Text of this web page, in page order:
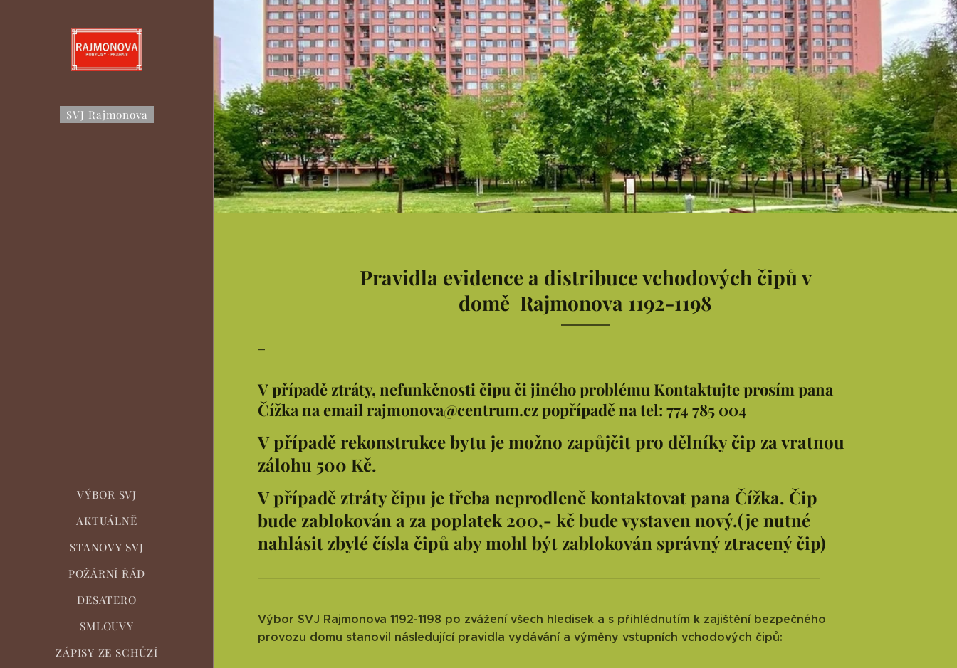
SVJ Rajmonova
VÝBOR SVJ
AKTUÁLNĚ
STANOVY SVJ
POŽÁRNÍ ŘÁD
DESATERO
SMLOUVY
ZÁPISY ZE SCHŮZÍ
Pravidla evidence a distribuce vchodových čipů v
domě Rajmonova 1192-1198
V případě ztráty, nefunkčnosti čipu či jiného problému Kontaktujte prosím pana
Čížka na email rajmonova@centrum.cz popřípadě na tel: 774 785 004
V případě rekonstrukce bytu je možno zapůjčit pro dělníky čip za vratnou
zálohu 500 Kč.
V případě ztráty čipu je třeba neprodleně kontaktovat pana Čížka. Čip
bude zablokován a za poplatek 200,- kč bude vystaven nový.(je nutné
nahlásit zbylé čísla čipů aby mohl být zablokován správný ztracený čip)
Výbor SVJ Rajmonova 1192-1198 po zvážení všech hledisek a s přihlédnutím k zajištění bezpečného
provozu domu stanovil následující pravidla vydávání a výměny vstupních vchodových čipů: